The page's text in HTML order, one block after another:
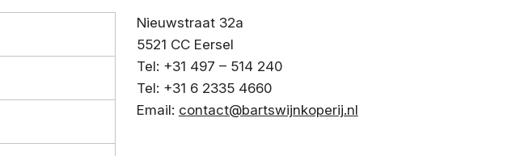
Nieuwstraat 32a
5521 CC Eersel
Tel: +31 497 – 514 240
Tel: +31 6 2335 4660
Email: contact@bartswijnkoperij.nl